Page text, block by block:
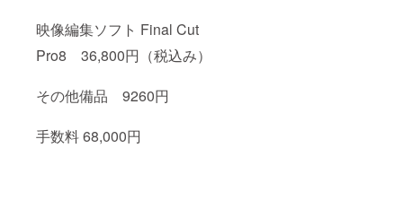
映像編集ソフト Final Cut
Pro8 36,800円（税込み）
その他備品 9260円
手数料 68,000円